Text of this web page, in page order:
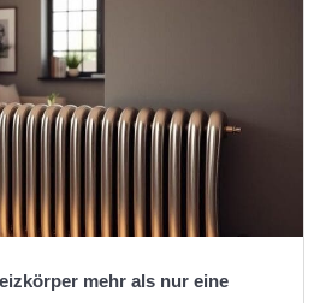
mehr als nur eine